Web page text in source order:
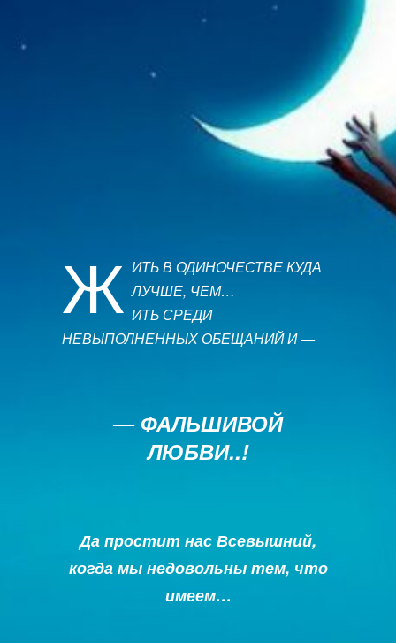
Ж ИТЬ В ОДИНОЧЕСТВЕ КУДА
ЛУЧШЕ, ЧЕМ…
ИТЬ СРЕДИ
НЕВЫПОЛНЕННЫХ ОБЕЩАНИЙ И —
— ФАЛЬШИВОЙ
ЛЮБВИ..!
Да простит нас Всевышний,
когда мы недовольны тем, что
имеем…